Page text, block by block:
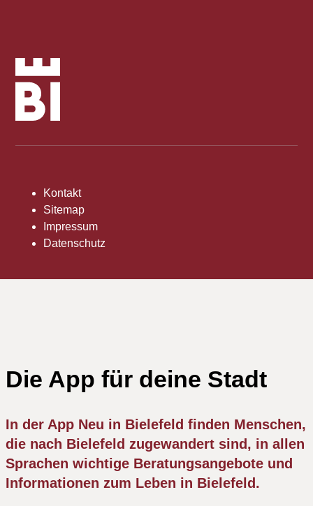
Kontakt
Sitemap
Impressum
Datenschutz
Die App für deine Stadt
In der App Neu in Bielefeld finden Menschen,
die nach Bielefeld zugewandert sind, in allen
Sprachen wichtige Beratungsangebote und
Informationen zum Leben in Bielefeld.